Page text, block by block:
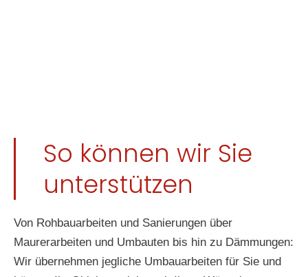
So können wir Sie
unterstützen
Von Rohbauarbeiten und Sanierungen über
Maurerarbeiten und Umbauten bis hin zu Dämmungen:
Wir übernehmen jegliche Umbauarbeiten für Sie und